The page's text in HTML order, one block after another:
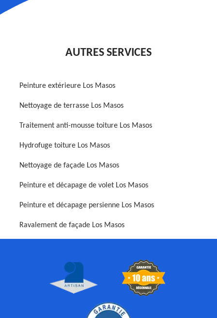
AUTRES SERVICES
Peinture extérieure Los Masos
Nettoyage de terrasse Los Masos
Traitement anti-mousse toiture Los Masos
Hydrofuge toiture Los Masos
Nettoyage de façade Los Masos
Peinture et décapage de volet Los Masos
Peinture et décapage persienne Los Masos
Ravalement de façade Los Masos